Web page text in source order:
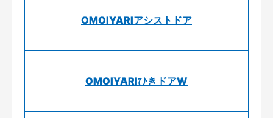
OMOIYARIアシストドア
OMOIYARIひきドアW